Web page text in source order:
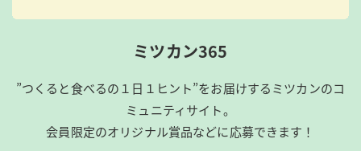
ミツカン365
”つくると食べるの１日１ヒント”をお届けするミツカンのコ
ミュニティサイト。
会員限定のオリジナル賞品などに応募できます！